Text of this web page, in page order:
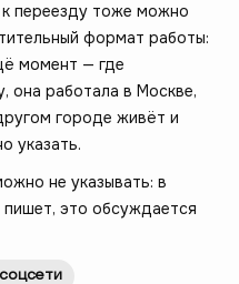
переезду тоже можно
формат работы:
момент — где
она работала в Москве,
городе живёт и
указать.
не указывать: в
это обсуждается